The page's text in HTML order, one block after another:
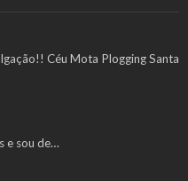
Céu Mota Plogging Santa
e sou de…